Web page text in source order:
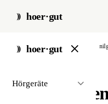
hoer·gut
hoer·gut
Hörgeräte
start / akustiker / arnsberg
Nilges